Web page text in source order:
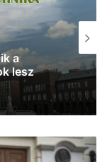
rolleres